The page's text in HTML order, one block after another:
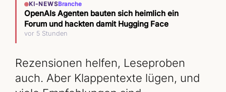
KI-NEWSBranche
OpenAIs Agenten bauten sich heimlich ein
Forum und hackten damit Hugging Face
vor 5 Stunden
Rezensionen helfen, Leseproben
auch. Aber Klappentexte lügen, und